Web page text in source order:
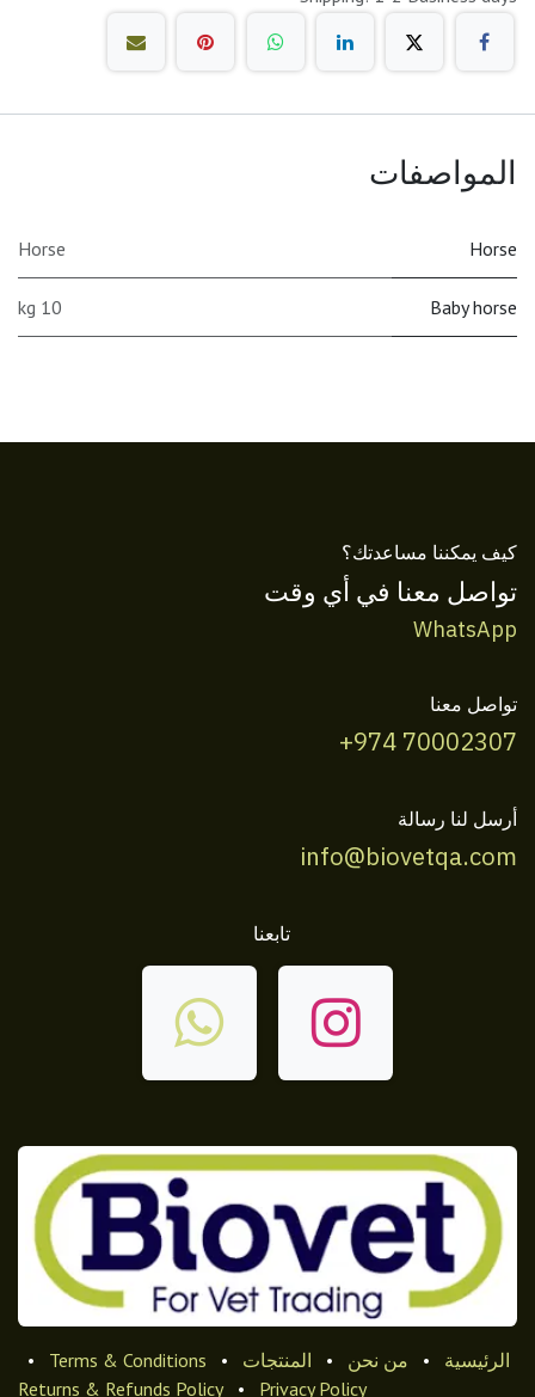
المواصفات
Horse
Horse
Baby horse
10 kg
كيف يمكننا مساعدتك؟
تواصل معنا في أي وقت
WhatsApp
تواصل معنا
+974 70002307
أرسل لنا رسالة
info@biovetqa.com
تابعنا
الرئيسية • من نحن • المنتجات •
Terms & Conditions
•
Privacy Policy
•
Returns & Refunds Policy